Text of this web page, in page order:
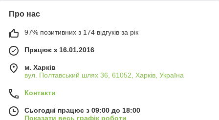
Про нас
97% позитивних з 174 відгуків за рік
Працює з 16.01.2016
м. Харків
вул. Полтавський шлях 36, 61052, Харків, Україна
Контакти
Сьогодні працює з 09:00 до 18:00
Показати весь графік роботи